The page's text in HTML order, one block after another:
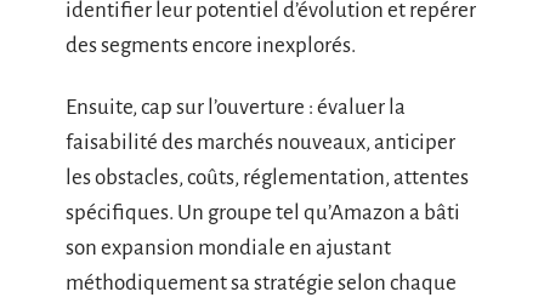
identifier leur potentiel d’évolution et repérer
des segments encore inexplorés.
Ensuite, cap sur l’ouverture : évaluer la
faisabilité des marchés nouveaux, anticiper
les obstacles, coûts, réglementation, attentes
spécifiques. Un groupe tel qu’Amazon a bâti
son expansion mondiale en ajustant
méthodiquement sa stratégie selon chaque